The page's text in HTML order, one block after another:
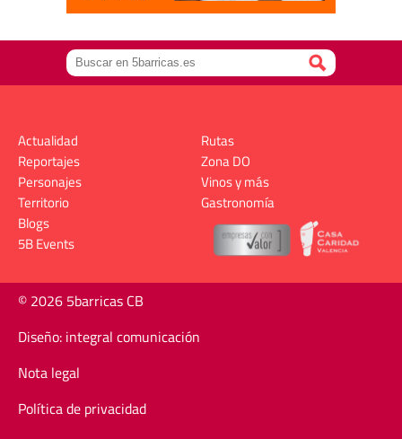
Actualidad
Reportajes
Personajes
Territorio
Rutas
Zona DO
Vinos y más
Gastronomía
Blogs
5B Events
© 2026 5barricas CB
Diseño: integral comunicación
Nota legal
Política de privacidad